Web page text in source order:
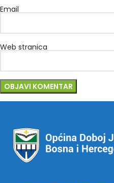
Email
Web stranica